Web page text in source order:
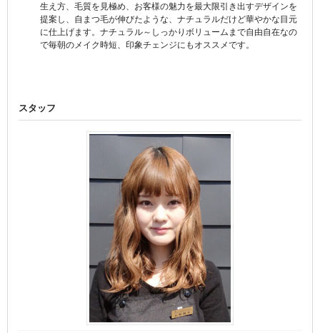
生え方、毛質を見極め、お客様の魅力を最大限引き出すデザインを
提案し、自まつ毛が伸びたような、ナチュラルだけど華やかな目元
に仕上げます。ナチュラル～しっかりボリュームまで自由自在なの
で毎朝のメイク時短、印象チェンジにもオススメです。
スタッフ